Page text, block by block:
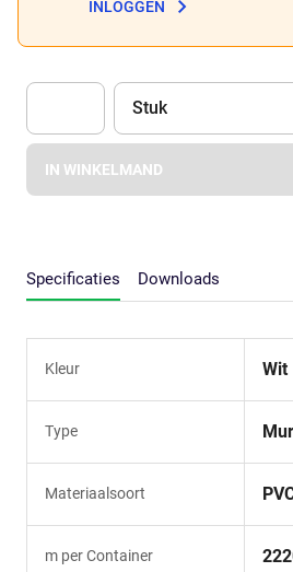
INLOGGEN
Eenheid
Stuk
IN WINKELMAND
Specificaties Downloads
Kleur Wit
Type
Materiaalsoort
m per Container